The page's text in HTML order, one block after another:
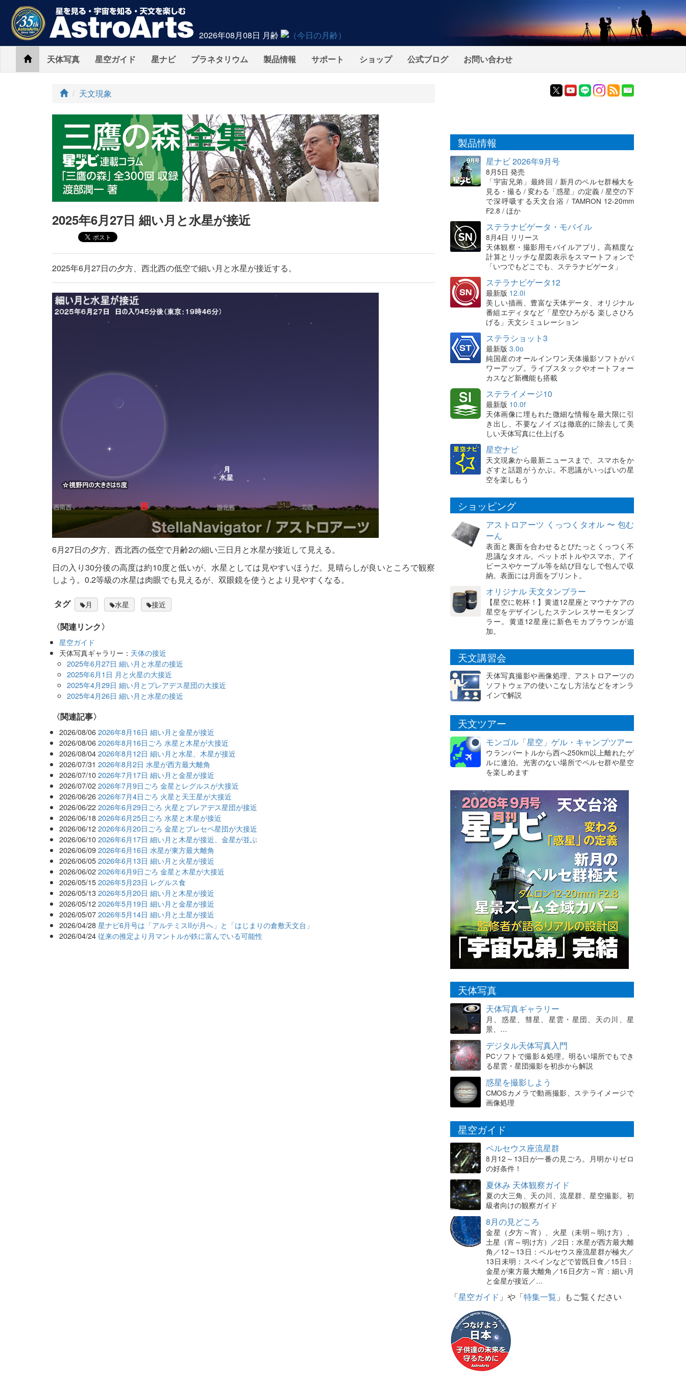
2026年08月08日 月齢
Home天体写真 星空ガイド 星ナビ プラネタリウム 製品情報 サポート ショップ 公式ブログ お問い合わせ
ト
プ
天文現象
2025年6月27日 細い月と水星が接近
2025年6月27日の夕方、西北西の低空で細い月と水星が接近する。
6月27日の夕方、西北西の低空で月齢2の細い三日月と水星が接近して見える。
日の入り30分後の高度は約10度と低いが、水星としては見やすいほうだ。見晴らしが良いところで観察
しよう。0.2等級の水星は肉眼でも見えるが、双眼鏡を使うとより見やすくなる。
タグ 月 水星 接近
〈関連リンク〉
星空ガイド
天体写真ギャラリー： 天体の接近
2025年6月27日 細い月と水星の接近
2025年6月1日 月と火星の大接近
2025年4月29日 細い月とプレアデス星団の大接近
2025年4月26日 細い月と水星の接近
関連記事
2026/08/06 2026年8月16日 細い月と金星が接近
2026/08/06 2026年8月16日ごろ 水星と木星が大接近
2026/08/04 2026年8月12日 細い月と水星、木星が接近
2026/07/31 2026年8月2日 水星が西方最大離角
2026/07/10 2026年7月17日 細い月と金星が接近
2026/07/02 2026年7月9日ごろ 金星とレグルスが大接近
2026/06/26 2026年7月4日ごろ 火星と天王星が大接近
2026/06/22 2026年6月29日ごろ 火星とプレアデス星団が接近
2026/06/18 2026年6月25日ごろ 水星と木星が接近
2026/06/12 2026年6月20日ごろ 金星とプレセペ星団が大接近
2026/06/10 2026年6月17日 細い月と木星が接近、金星が並ぶ
2026/06/09 2026年6月16日 水星が東方最大離角
2026/06/05 2026年6月13日 細い月と火星が接近
2026/06/02 2026年6月9日ごろ 金星と木星が大接近
2026/05/15 2026年5月23日 レグルス食
2026/05/13 2026年5月20日 細い月と木星が接近
2026/05/12 2026年5月19日 細い月と金星が接近
2026/05/07 2026年5月14日 細い月と土星が接近
2026/04/28 星ナビ6月号は「アルテミスIIが月へ」と「はじまりの倉敷天文台」
2026/04/24 従来の推定より月マントルが鉄に富んでいる可能性
製品情報
星ナビ 2026年9月号
8月5日 発売
「宇宙兄弟」最終回 / 新月のペルセ群極大を
見る・撮る / 変わる「惑星」の定義 / 星空の下
で深呼吸する天文台浴 / TAMRON 12-20mm
F2.8 / ほか
ステラナビゲータ・モバイル
8月4日 リリース
天体観察・撮影用モバイルアプリ。高精度な
計算とリッチな星図表示をスマートフォンで
「いつでもどこでも、ステラナビゲータ」
ステラナビゲータ12
最新版 12.0i
美しい描画、豊富な天体データ、オリジナル
番組エディタなど「星空ひろがる 楽しさひろ
げる」天文シミュレーション
ステラショット3
最新版 3.0o
純国産のオールインワン天体撮影ソフトがパ
ワーアップ。ライブスタックやオートフォー
カスなど新機能も搭載
ステライメージ10
最新版 10.0f
天体画像に埋もれた微細な情報を最大限に引
き出し、不要なノイズは徹底的に除去して美
しい天体写真に仕上げる
星空ナビ
天文現象から最新ニュースまで、スマホをか
ざすと話題がうかぶ。不思議がいっぱいの星
空を楽しもう
ショッピング
アストロアーツ くっつくタオル 〜 包む
ーん
表面と裏面を合わせるとぴたっとくっつく不
思議なタオル。ペットボトルやスマホ、アイ
ピースやケーブル等を結び目なしで包んで収
納。表面には月面をプリント。
オリジナル 天文タンブラー
【星空に乾杯！】黄道12星座とマウナケアの
星空をデザインしたステンレスサーモタンブ
ラー。黄道12星座に新色モカブラウンが追
加。
天文講習会
天体写真撮影や画像処理、アストロアーツの
ソフトウェアの使いこなし方法などをオンラ
インで解説
天文ツアー
モンゴル「星空」ゲル・キャンプツアー
ウランバートルから西へ250km以上離れたゲ
ルに連泊。光害のない場所でペルセ群や星空
を楽しめます
天体写真
天体写真ギャラリー
月、惑星、彗星、星雲・星団、天の川、星
景、…
デジタル天体写真入門
PCソフトで撮影＆処理。明るい場所でもでき
る星雲・星団撮影を初歩から解説
惑星を撮影しよう
CMOSカメラで動画撮影、ステライメージで
画像処理
星空ガイド
ペルセウス座流星群
8月12～13日が一番の見ごろ。月明かりゼロ
の好条件！
夏休み 天体観察ガイド
夏の大三角、天の川、流星群、星空撮影。初
級者向けの観察ガイド
8月の見どころ
金星（夕方～宵）、火星（未明～明け方）、
土星（宵～明け方）／2日：水星が西方最大離
角／12～13日：ペルセウス座流星群が極大／
13日未明：スペインなどで皆既日食／15日：
金星が東方最大離角／16日夕方～宵：細い月
と金星が接近／…
「星空ガイド 」や「特集一覧 」もご覧ください